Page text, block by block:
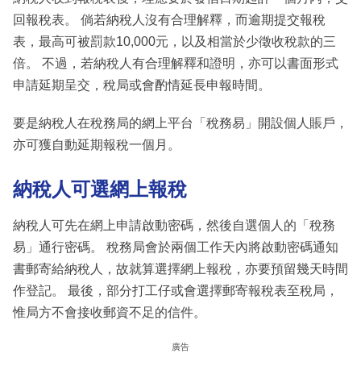
回報稅表。 倘若納稅人沒有合理解釋，而逾期提交報稅
表，最高可被罰款10,000元，以及相當於少徵收稅款的三
倍。 不過，若納稅人有合理解釋和證明，亦可以書面形式
申請延期呈交，稅局或會酌情延長申報時間。
要是納稅人在稅務局的網上平台「稅務易」開設個人賬戶，
亦可獲自動延期報稅一個月。
納稅人可選網上報稅
納稅人可先在網上申請啟動密碼，然後自選個人的「稅務
易」通行密碼。 稅務局會於兩個工作天內將啟動密碼通知
書郵寄給納稅人，故就算選擇網上報稅，亦要預留幾天時間
作登記。 最後，部分打工仔或會選擇郵寄報稅表至稅局，
惟局方不會接收郵資不足的信件。
廣告